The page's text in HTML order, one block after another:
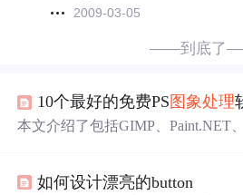
2009-03-05
——到底了
10个最好的免费PS 图象处理
本文介绍了包括GIMP、Paint.NET
户，都能找到适合自己的图像编辑
如何设计漂亮的button